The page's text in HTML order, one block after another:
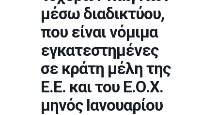
μέσω διαδικτύου,
που είναι νόμιμα
εγκατεστημένες
σε κράτη μέλη της
Ε.Ε. και του Ε.Ο.Χ.
μηνός Ιανουαρίου